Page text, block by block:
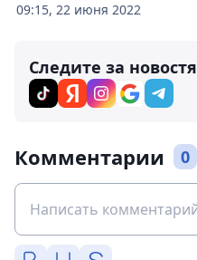
09:15, 22 июня 2022
Следите за
Комментарии 0